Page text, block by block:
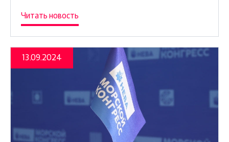
Читать новость
13.09.2024